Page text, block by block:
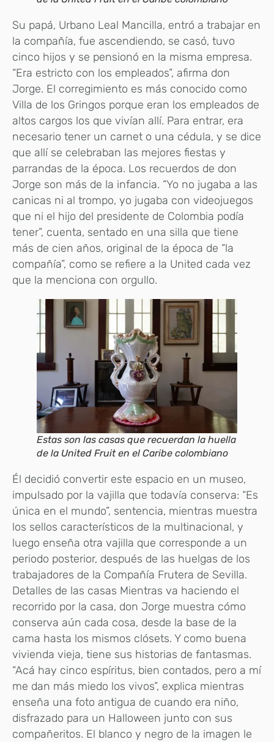
Su papá, Urbano Leal Mancilla, entró a trabajar en
la compañía, fue ascendiendo, se casó, tuvo
cinco hijos y se pensionó en la misma empresa.
“Era estricto con los empleados”, afirma don
Jorge. El corregimiento es más conocido como
Villa de los Gringos porque eran los empleados de
altos cargos los que vivían allí. Para entrar, era
necesario tener un carnet o una cédula, y se dice
que allí se celebraban las mejores fiestas y
parrandas de la época. Los recuerdos de don
Jorge son más de la infancia. “Yo no jugaba a las
canicas ni al trompo, yo jugaba con videojuegos
que ni el hijo del presidente de Colombia podía
tener”, cuenta, sentado en una silla que tiene
más de cien años, original de la época de “la
compañía”, como se refiere a la United cada vez
que la menciona con orgullo.
Estas son las casas que recuerdan la huella
de la United Fruit en el Caribe colombiano
Él decidió convertir este espacio en un museo,
impulsado por la vajilla que todavía conserva: “Es
única en el mundo”, sentencia, mientras muestra
los sellos característicos de la multinacional, y
luego enseña otra vajilla que corresponde a un
periodo posterior, después de las huelgas de los
trabajadores de la Compañía Frutera de Sevilla.
Detalles de las casas Mientras va haciendo el
recorrido por la casa, don Jorge muestra cómo
conserva aún cada cosa, desde la base de la
cama hasta los mismos clósets. Y como buena
vivienda vieja, tiene sus historias de fantasmas.
“Acá hay cinco espíritus, bien contados, pero a mí
me dan más miedo los vivos”, explica mientras
enseña una foto antigua de cuando era niño,
disfrazado para un Halloween junto con sus
compañeritos. El blanco y negro de la imagen le